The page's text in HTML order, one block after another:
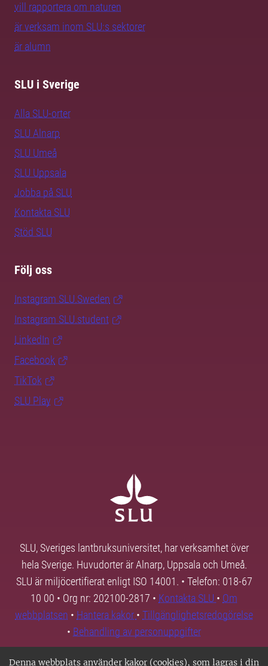
Denna webbplats använder kakor (cookies), som lagras i din
vill rapportera om naturen
är verksam inom SLU:s sektorer
är alumn
SLU i Sverige
Alla SLU-orter
SLU Alnarp
SLU Umeå
SLU Uppsala
Jobba på SLU
Kontakta SLU
Stöd SLU
Följ oss
Instagram SLU.Sweden
Instagram SLU.student
LinkedIn
Facebook
TikTok
SLU Play
SLU, Sveriges lantbruksuniversitet, har verksamhet över
hela Sverige. Huvudorter är Alnarp, Uppsala och Umeå.
SLU är miljöcertifierat enligt ISO 14001. • Telefon: 018-67
10 00 • Org nr: 202100-2817 • Kontakta SLU • Om
webbplatsen • Hantera kakor • Tillgänglighetsredogörelse
• Behandling av personuppgifter